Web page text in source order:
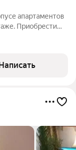
апартаментов
Приобрести
со сроком до 1,5
по адресу